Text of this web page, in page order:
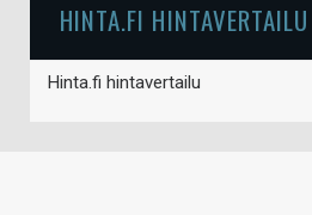
HINTA.FI HINTAVERTAILU
Hinta.fi hintavertailu